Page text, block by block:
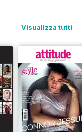
Visualizza tutti